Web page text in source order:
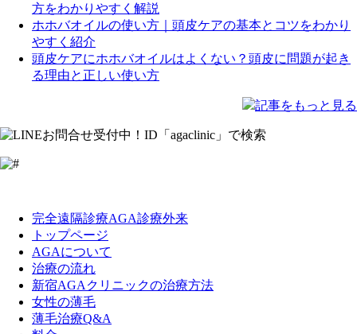
方をわかりやすく解説
ホホバオイルの使い方｜頭皮ケアの基本とコツをわかり
やすく紹介
頭皮ケアにホホバオイルはよくない？頭皮に問題が起き
る理由と正しい使い方
記事をもっと見る
完全遠隔診療AGA診療外来
トップページ
AGAについて
治療の流れ
新宿AGAクリニックの治療方法
女性の薄毛
薄毛治療Q&A